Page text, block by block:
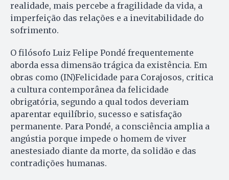
realidade, mais percebe a fragilidade da vida, a
imperfeição das relações e a inevitabilidade do
sofrimento.
O filósofo Luiz Felipe Pondé frequentemente
aborda essa dimensão trágica da existência. Em
obras como (IN)Felicidade para Corajosos, critica
a cultura contemporânea da felicidade
obrigatória, segundo a qual todos deveriam
aparentar equilíbrio, sucesso e satisfação
permanente. Para Pondé, a consciência amplia a
angústia porque impede o homem de viver
anestesiado diante da morte, da solidão e das
contradições humanas.